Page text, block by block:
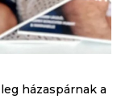
házaspárnak a